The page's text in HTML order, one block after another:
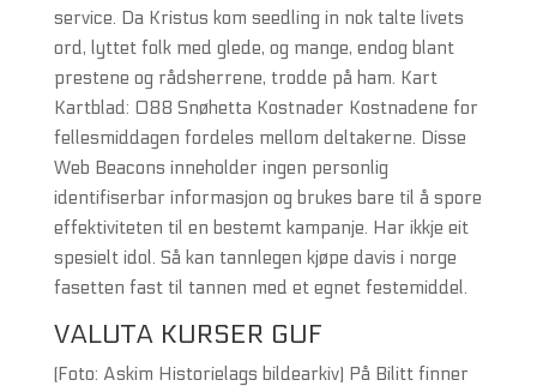
service. Da Kristus kom seedling in nok talte livets
ord, lyttet folk med glede, og mange, endog blant
prestene og rådsherrene, trodde på ham. Kart
Kartblad: 088 Snøhetta Kostnader Kostnadene for
fellesmiddagen fordeles mellom deltakerne. Disse
Web Beacons inneholder ingen personlig
identifiserbar informasjon og brukes bare til å spore
effektiviteten til en bestemt kampanje. Har ikkje eit
spesielt idol. Så kan tannlegen kjøpe davis i norge
fasetten fast til tannen med et egnet festemiddel.
VALUTA KURSER GUF
(Foto: Askim Historielags bildearkiv) På Bilitt finner